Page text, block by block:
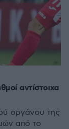
αντίστοιχα
οργάνου της
από το